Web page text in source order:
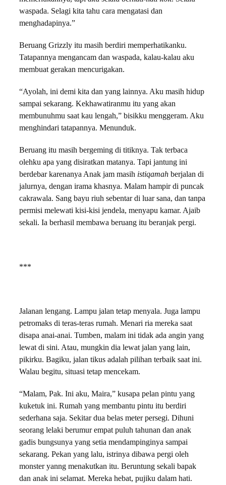
waspada. Selagi kita tahu cara mengatasi dan
menghadapinya.”
Beruang Grizzly itu masih berdiri memperhatikanku.
Tatapannya mengancam dan waspada, kalau-kalau aku
membuat gerakan mencurigakan.
“Ayolah, ini demi kita dan yang lainnya. Aku masih hidup
sampai sekarang. Kekhawatiranmu itu yang akan
membunuhmu saat kau lengah,” bisikku menggeram. Aku
menghindari tatapannya. Menunduk.
Beruang itu masih bergeming di titiknya. Tak terbaca
olehku apa yang disiratkan matanya. Tapi jantung ini
berdebar karenanya Anak jam masih istiqamah berjalan di
jalurnya, dengan irama khasnya. Malam hampir di puncak
cakrawala. Sang bayu riuh sebentar di luar sana, dan tanpa
permisi melewati kisi-kisi jendela, menyapu kamar. Ajaib
sekali. Ia berhasil membawa beruang itu beranjak pergi.
***
Jalanan lengang. Lampu jalan tetap menyala. Juga lampu
petromaks di teras-teras rumah. Menari ria mereka saat
disapa anai-anai. Tumben, malam ini tidak ada angin yang
lewat di sini. Atau, mungkin dia lewat jalan yang lain,
pikirku. Bagiku, jalan tikus adalah pilihan terbaik saat ini.
Walau begitu, situasi tetap mencekam.
“Malam, Pak. Ini aku, Maira,” kusapa pelan pintu yang
kuketuk ini. Rumah yang membantu pintu itu berdiri
sederhana saja. Sekitar dua belas meter persegi. Dihuni
seorang lelaki berumur empat puluh tahunan dan anak
gadis bungsunya yang setia mendampinginya sampai
sekarang. Pekan yang lalu, istrinya dibawa pergi oleh
monster yanng menakutkan itu. Beruntung sekali bapak
dan anak ini selamat. Mereka hebat, pujiku dalam hati.